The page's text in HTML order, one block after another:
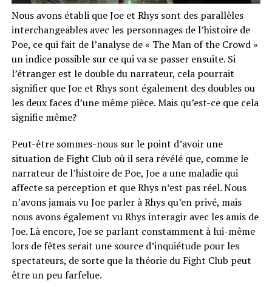
Nous avons établi que Joe et Rhys sont des parallèles
interchangeables avec les personnages de l’histoire de
Poe, ce qui fait de l’analyse de « The Man of the Crowd »
un indice possible sur ce qui va se passer ensuite. Si
l’étranger est le double du narrateur, cela pourrait
signifier que Joe et Rhys sont également des doubles ou
les deux faces d’une même pièce. Mais qu’est-ce que cela
signifie même?
Peut-être sommes-nous sur le point d’avoir une
situation de Fight Club où il sera révélé que, comme le
narrateur de l’histoire de Poe, Joe a une maladie qui
affecte sa perception et que Rhys n’est pas réel. Nous
n’avons jamais vu Joe parler à Rhys qu’en privé, mais
nous avons également vu Rhys interagir avec les amis de
Joe. Là encore, Joe se parlant constamment à lui-même
lors de fêtes serait une source d’inquiétude pour les
spectateurs, de sorte que la théorie du Fight Club peut
être un peu farfelue.